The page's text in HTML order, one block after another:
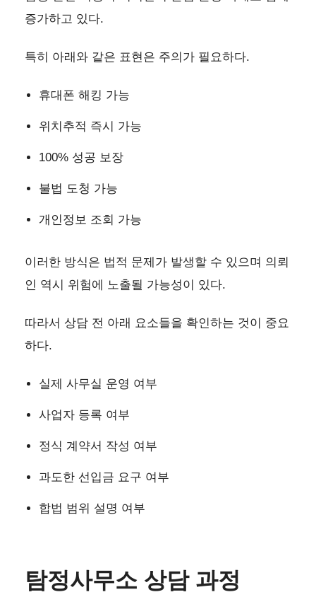
증가하고 있다.
특히 아래와 같은 표현은 주의가 필요하다.
휴대폰 해킹 가능
위치추적 즉시 가능
100% 성공 보장
불법 도청 가능
개인정보 조회 가능
이러한 방식은 법적 문제가 발생할 수 있으며 의뢰
인 역시 위험에 노출될 가능성이 있다.
따라서 상담 전 아래 요소들을 확인하는 것이 중요
하다.
실제 사무실 운영 여부
사업자 등록 여부
정식 계약서 작성 여부
과도한 선입금 요구 여부
합법 범위 설명 여부
탐정사무소 상담 과정